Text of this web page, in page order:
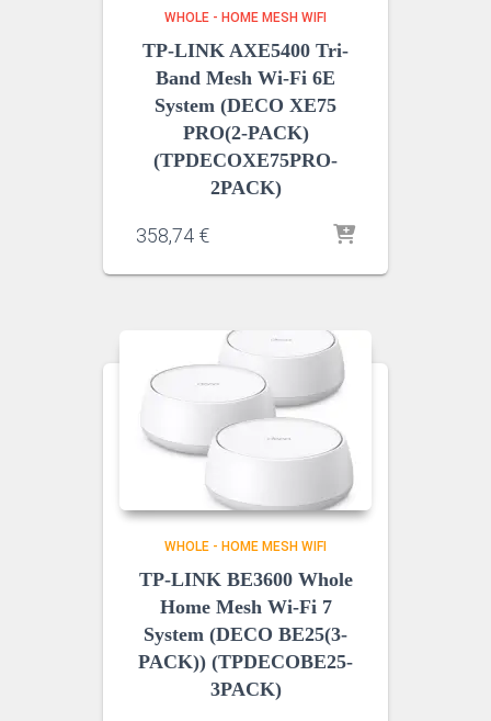
WHOLE - HOME MESH WIFI
TP-LINK AXE5400 Tri-
Band Mesh Wi-Fi 6E
System (DECO XE75
PRO(2-PACK)
(TPDECOXE75PRO-
2PACK)
358,74 €
WHOLE - HOME MESH WIFI
TP-LINK BE3600 Whole
Home Mesh Wi-Fi 7
System (DECO BE25(3-
PACK)) (TPDECOBE25-
3PACK)